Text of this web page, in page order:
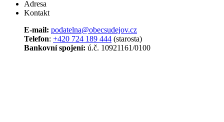
Adresa
Kontakt
E-mail: podatelna@obecsudejov.cz
Telefon: +420 724 189 444 (starosta)
Bankovní spojení: ú.č. 10921161/0100